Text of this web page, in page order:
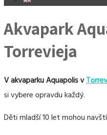
Akvapark
Torrevieja
V akvaparku Aquapolis v
si vybere opravdu každý.
Děti mladší 10 let mohou